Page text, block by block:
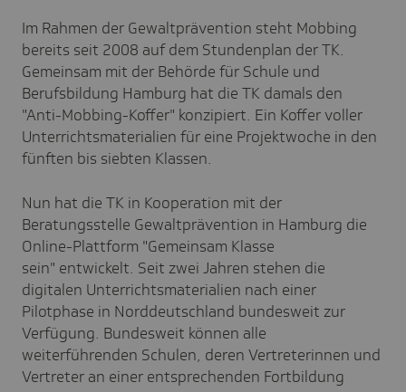
Im Rahmen der Gewaltprävention steht Mobbing
bereits seit 2008 auf dem Stundenplan der TK.
Gemeinsam mit der Behörde für Schule und
Berufsbildung Hamburg hat die TK damals den
"Anti-Mobbing-Koffer" konzipiert. Ein Koffer voller
Unterrichtsmaterialien für eine Projektwoche in den
fünften bis siebten Klassen.
Nun hat die TK in Kooperation mit der
Beratungsstelle Gewaltprävention in Hamburg die
Online-Plattform "Gemeinsam Klasse
sein" entwickelt. Seit zwei Jahren stehen die
digitalen Unterrichtsmaterialien nach einer
Pilotphase in Norddeutschland bundesweit zur
Verfügung. Bundesweit können alle
weiterführenden Schulen, deren Vertreterinnen und
Vertreter an einer entsprechenden Fortbildung